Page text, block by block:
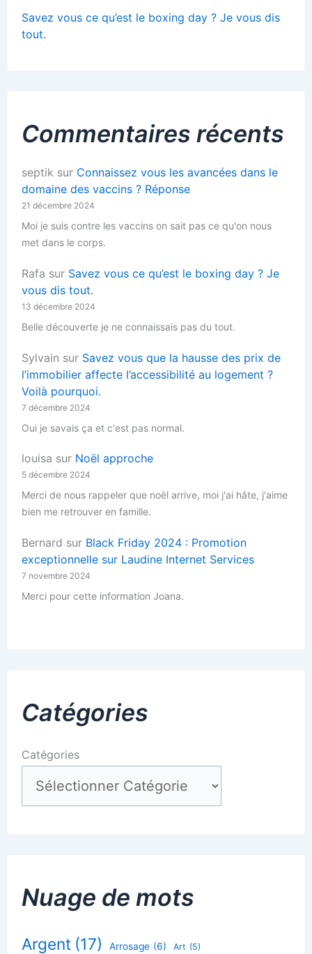
Savez vous ce qu’est le boxing day ? Je vous dis
tout.
Commentaires récents
septik sur Connaissez vous les avancées dans le
domaine des vaccins ? Réponse
21 décembre 2024
Moi je suis contre les vaccins on sait pas ce qu'on nous
met dans le corps.
Rafa sur Savez vous ce qu’est le boxing day ? Je
vous dis tout.
13 décembre 2024
Belle découverte je ne connaissais pas du tout.
Sylvain sur Savez vous que la hausse des prix de
l’immobilier affecte l’accessibilité au logement ?
Voilà pourquoi.
7 décembre 2024
Oui je savais ça et c'est pas normal.
louisa sur Noël approche
5 décembre 2024
Merci de nous rappeler que noël arrive, moi j'ai hâte, j'aime
bien me retrouver en famille.
Bernard sur Black Friday 2024 : Promotion
exceptionnelle sur Laudine Internet Services
7 novembre 2024
Merci pour cette information Joana.
Catégories
Catégories
Nuage de mots
Argent (17) Arrosage (6) Art (5)